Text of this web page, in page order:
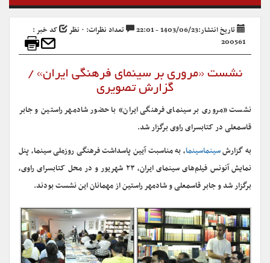
تاریخ انتشار:1403/06/23 - 22:01 تعداد نظرات: ۰ نظر
کد خبر :
200561
نشست «مروری بر سینمای فرهنگی ایران» /
گزارش تصویری
نشست «مروری بر سینمای فرهنگی ایران» با حضور شادمهر راستین و جابر
قاسمعلی در کتابسرای راوی برگزار شد.
به گزارشسینماسینما، به مناسبت آیین پاسداشت فرهنگی روزملی سینما، پنل
نمایش آنونس فیلم‌های سینمای ایران، ۲۳ شهریور و در محل کتابسرای راوی،
برگزار شد و جابر قاسمعلی و شادمهر راستین از مهمانان این نشست بودند.